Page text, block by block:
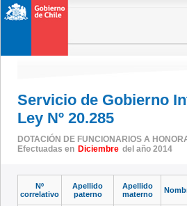
Servicio de Gobierno
Ley Nº 20.285
DOTACIÓN DE FUNCIONARIOS A
Efectuadas en Diciembre del año 2014
Nº
correlativo
Apellido
paterno
Apellido
materno